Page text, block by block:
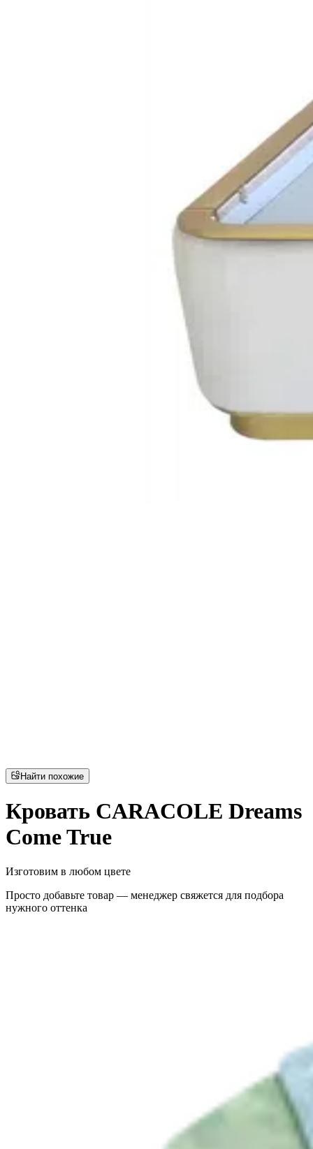
Найти похожие
Кровать CARACOLE Dreams
Come True
Изготовим в любом цвете
Просто добавьте товар — менеджер свяжется для подбора
нужного оттенка